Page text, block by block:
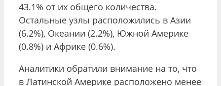
43.1% от их общего количества.
Остальные узлы расположились в Азии
(6.2%), Океании (2.2%), Южной Америке
(0.8%) и Африке (0.6%).
Аналитики обратили внимание на то, что
в Латинской Америке расположено менее